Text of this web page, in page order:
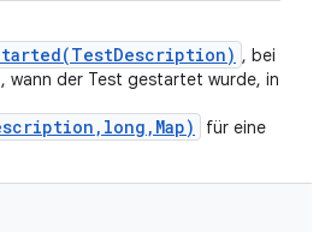
, bei
wann der Test gestartet wurde, in
für eine